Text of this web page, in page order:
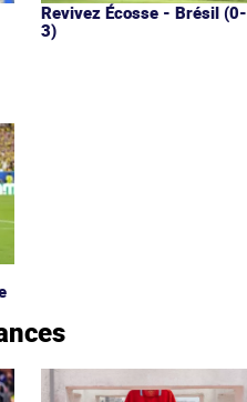
Revivez Écosse - Brésil (0-
3)